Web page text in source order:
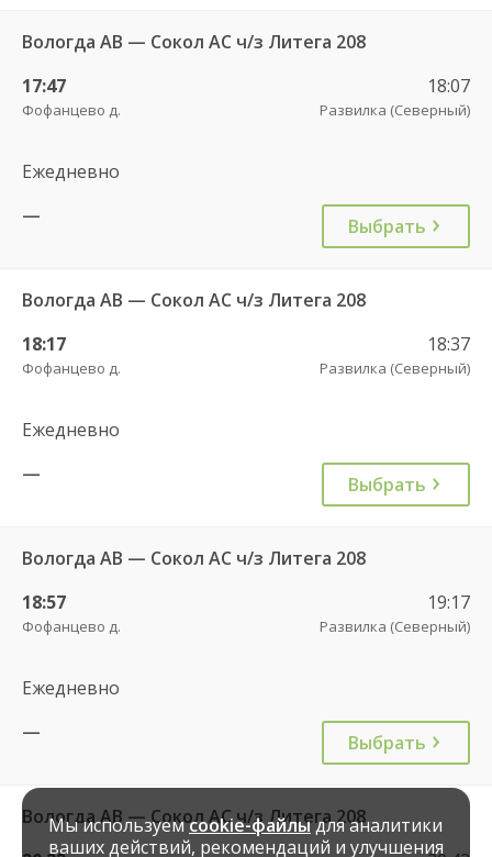
Вологда АВ — Сокол АС ч/з Литега 208
17:47
Фофанцево д.
18:07
Развилка (Северный)
Ежедневно
—
Выбрать
Вологда АВ — Сокол АС ч/з Литега 208
18:17
Фофанцево д.
18:37
Развилка (Северный)
Ежедневно
—
Выбрать
Вологда АВ — Сокол АС ч/з Литега 208
18:57
Фофанцево д.
19:17
Развилка (Северный)
Ежедневно
—
Выбрать
Вологда АВ — Сокол АС ч/з Литега 208
Мы используемcookie-файлыдля аналитики
ваших действий, рекомендаций и улучшения